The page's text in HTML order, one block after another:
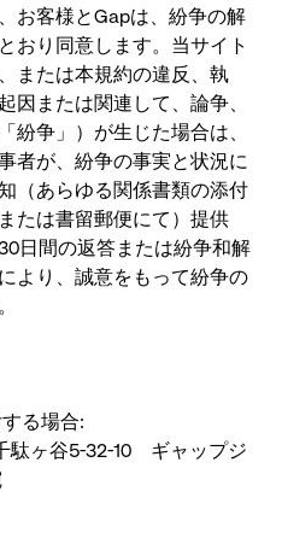
お客様とGapは、紛争の解
おり同意します。当サイト
または本規約の違反、執
因または関連して、論争、
紛争」）が生じた場合は、
者が、紛争の事実と状況に
（あらゆる関係書類の添付
たは書留郵便にて）提供
日間の返答または紛争和解
より、誠意をもって紛争の
る場合:
駄ヶ谷5-32-10 ギャップジ